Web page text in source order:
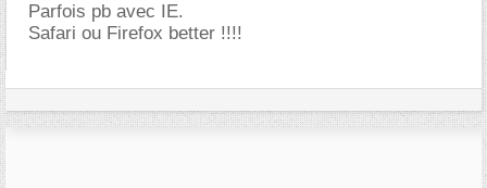
Parfois pb avec IE.
Safari ou Firefox better !!!!